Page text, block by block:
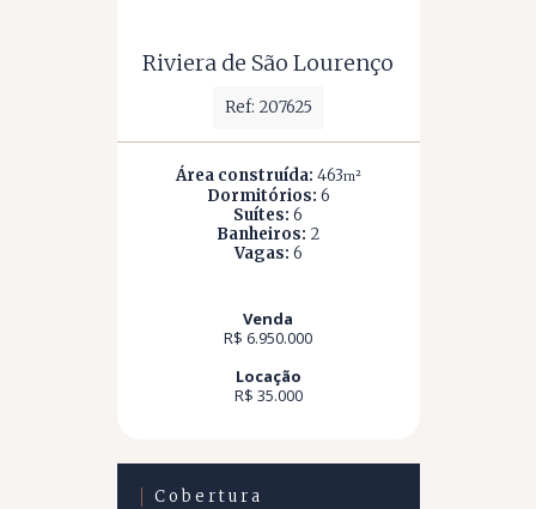
Riviera de São Lourenço
Ref: 207625
Área construída: 463m²
Dormitórios: 6
Suítes: 6
Banheiros: 2
Vagas: 6
Venda
R$ 6.950.000
Locação
R$ 35.000
Cobertura